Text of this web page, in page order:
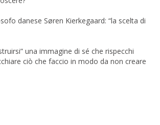
danese Søren Kierkegaard: “la scelta di
una immagine di sé che rispecchi
ciò che faccio in modo da non creare